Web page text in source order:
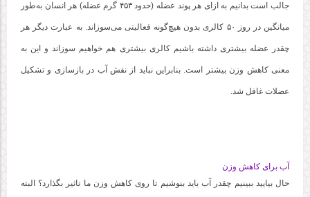
جالب است بدانیم به ازای هر پوند عضله (حدود ۴۵۳ گرم عضله) هر انسان به‌طور
میانگین در روز ۵۰ کالری بدون هیچ‌گونه فعالیتی می‌سوزاند. به عبارت دیگر هر
چقدر عضله بیشتری داشته باشیم کالری بیشتری هم خواهیم سوزاند و این به
معنی کاهش وزن بیشتر است. بنابراین نباید از نقش آب در بازسازی و تشکیل
عضلات غافل شد.
آب برای کاهش وزن
حال بیایید ببینیم چقدر آب باید بنوشیم تا روی کاهش وزن ما تاثیر بگذارد؟ البته